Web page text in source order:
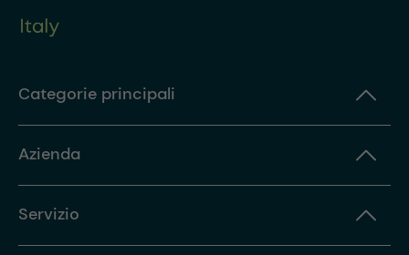
Categorie principali
Azienda
Servizio